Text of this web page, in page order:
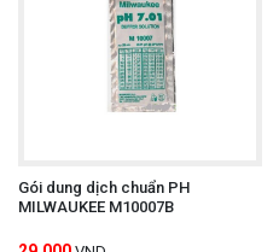
Gói dung dịch chuẩn PH
MILWAUKEE M10007B